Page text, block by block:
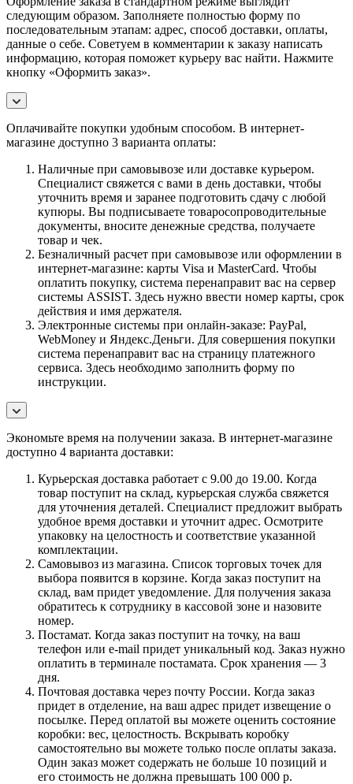
следующим образом. Заполняете полностью форму по
последовательным этапам: адрес, способ доставки, оплаты,
данные о себе. Советуем в комментарии к заказу написать
информацию, которая поможет курьеру вас найти. Нажмите
кнопку «Оформить заказ».
Оплачивайте покупки удобным способом. В интернет-
магазине доступно 3 варианта оплаты:
Наличные при самовывозе или доставке курьером.
Специалист свяжется с вами в день доставки, чтобы
уточнить время и заранее подготовить сдачу с любой
купюры. Вы подписываете товаросопроводительные
документы, вносите денежные средства, получаете
товар и чек.
Безналичный расчет при самовывозе или оформлении в
интернет-магазине: карты Visa и MasterCard. Чтобы
оплатить покупку, система перенаправит вас на сервер
системы ASSIST. Здесь нужно ввести номер карты, срок
действия и имя держателя.
Электронные системы при онлайн-заказе: PayPal,
WebMoney и Яндекс.Деньги. Для совершения покупки
система перенаправит вас на страницу платежного
сервиса. Здесь необходимо заполнить форму по
инструкции.
Экономьте время на получении заказа. В интернет-магазине
доступно 4 варианта доставки:
Курьерская доставка работает с 9.00 до 19.00. Когда
товар поступит на склад, курьерская служба свяжется
для уточнения деталей. Специалист предложит выбрать
удобное время доставки и уточнит адрес. Осмотрите
упаковку на целостность и соответствие указанной
комплектации.
Самовывоз из магазина. Список торговых точек для
выбора появится в корзине. Когда заказ поступит на
склад, вам придет уведомление. Для получения заказа
обратитесь к сотруднику в кассовой зоне и назовите
номер.
Постамат. Когда заказ поступит на точку, на ваш
телефон или e-mail придет уникальный код. Заказ нужно
оплатить в терминале постамата. Срок хранения — 3
дня.
Почтовая доставка через почту России. Когда заказ
придет в отделение, на ваш адрес придет извещение о
посылке. Перед оплатой вы можете оценить состояние
коробки: вес, целостность. Вскрывать коробку
самостоятельно вы можете только после оплаты заказа.
Один заказ может содержать не больше 10 позиций и
его стоимость не должна превышать 100 000 р.